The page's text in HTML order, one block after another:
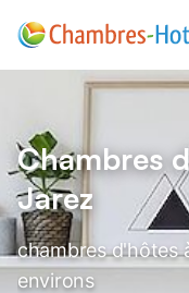
Chambres
Jarez
chambres d'hôtes
environs